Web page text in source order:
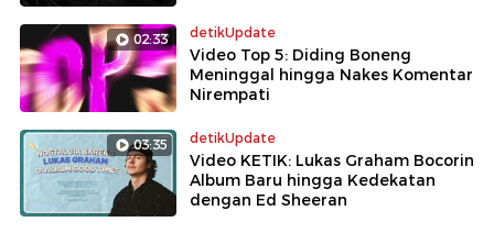
02:33 detikUpdate
Video Top 5: Diding Boneng
Meninggal hingga Nakes Komentar
Nirempati
03:35 detikUpdate
Video KETIK: Lukas Graham Bocorin
Album Baru hingga Kedekatan
dengan Ed Sheeran